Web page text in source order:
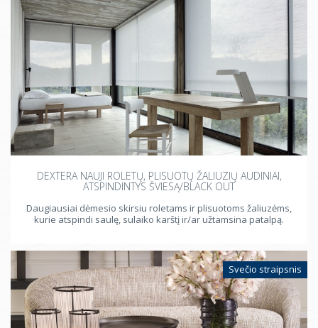
DEXTERA NAUJI ROLETŲ, PLISUOTŲ ŽALIUZIŲ AUDINIAI,
ATSPINDINTYS ŠVIESĄ/BLACK OUT
Daugiausiai dėmesio skirsiu roletams ir plisuotoms žaliuzėms,
kurie atspindi saulę, sulaiko karštį ir/ar užtamsina patalpą.
Svečio straipsnis